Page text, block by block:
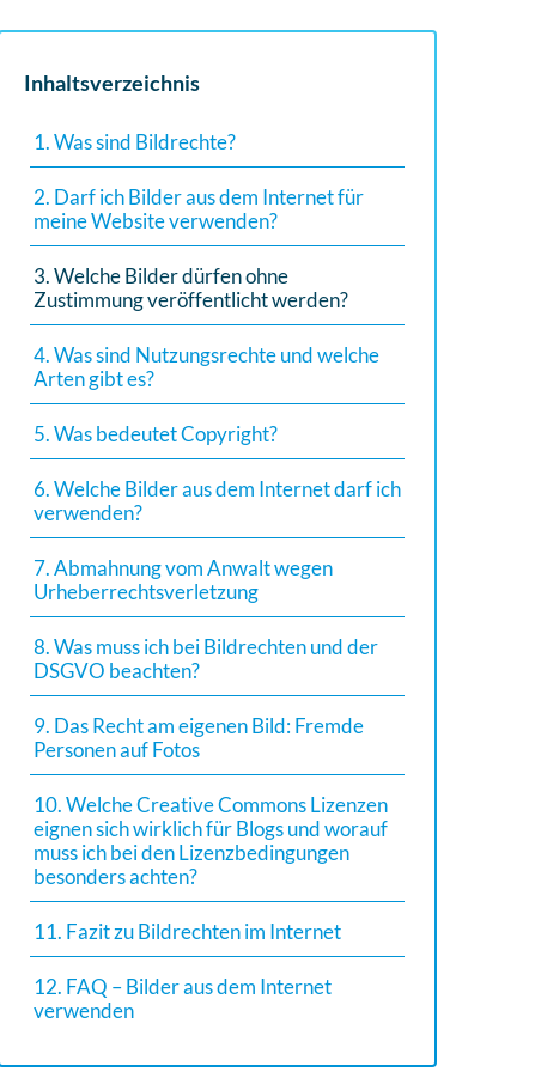
Inhaltsverzeichnis
1. Was sind Bildrechte?
2. Darf ich Bilder aus dem Internet für
meine Website verwenden?
3. Welche Bilder dürfen ohne
Zustimmung veröffentlicht werden?
4. Was sind Nutzungsrechte und welche
Arten gibt es?
5. Was bedeutet Copyright?
6. Welche Bilder aus dem Internet darf ich
verwenden?
7. Abmahnung vom Anwalt wegen
Urheberrechtsverletzung
8. Was muss ich bei Bildrechten und der
DSGVO beachten?
9. Das Recht am eigenen Bild: Fremde
Personen auf Fotos
10. Welche Creative Commons Lizenzen
eignen sich wirklich für Blogs und worauf
muss ich bei den Lizenzbedingungen
besonders achten?
11. Fazit zu Bildrechten im Internet
12. FAQ – Bilder aus dem Internet
verwenden